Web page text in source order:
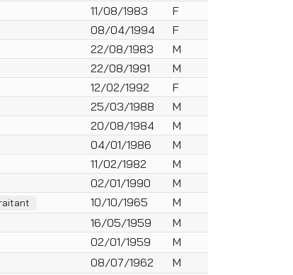
11/08/1983
F
08/04/1994
F
22/08/1983
M
22/08/1991
M
12/02/1992
F
25/03/1988
M
20/08/1984
M
04/01/1986
M
11/02/1982
M
02/01/1990
M
10/10/1965
M
16/05/1959
M
02/01/1959
M
08/07/1962
M